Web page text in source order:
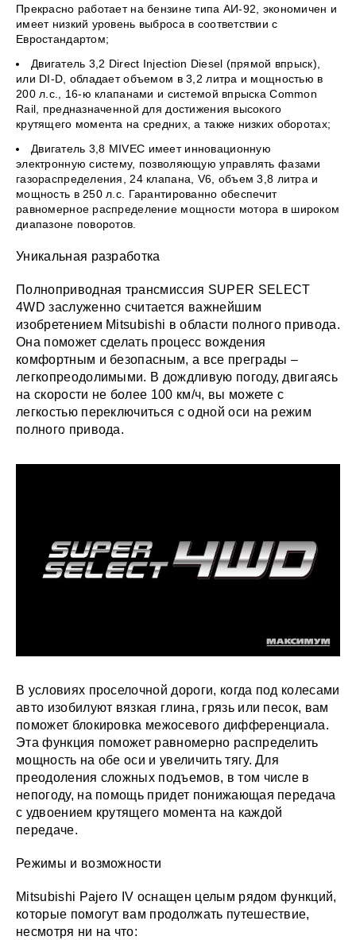
Прекрасно работает на бензине типа АИ-92, экономичен и
имеет низкий уровень выброса в соответствии с
Евростандартом;
Двигатель 3,2 Direct Injection Diesel (прямой впрыск),
или DI-D, обладает объемом в 3,2 литра и мощностью в
200 л.с., 16-ю клапанами и системой впрыска Common
Rail, предназначенной для достижения высокого
крутящего момента на средних, а также низких оборотах;
Двигатель 3,8 MIVEC имеет инновационную
электронную систему, позволяющую управлять фазами
газораспределения, 24 клапана, V6, объем 3,8 литра и
мощность в 250 л.с. Гарантированно обеспечит
равномерное распределение мощности мотора в широком
диапазоне поворотов.
Уникальная разработка
Полноприводная трансмиссия SUPER SELECT
4WD заслуженно считается важнейшим
изобретением Mitsubishi в области полного привода.
Она поможет сделать процесс вождения
комфортным и безопасным, а все преграды –
легкопреодолимыми. В дождливую погоду, двигаясь
на скорости не более 100 км/ч, вы можете с
легкостью переключиться с одной оси на режим
полного привода.
В условиях проселочной дороги, когда под колесами
авто изобилуют вязкая глина, грязь или песок, вам
поможет блокировка межосевого дифференциала.
Эта функция поможет равномерно распределить
мощность на обе оси и увеличить тягу. Для
преодоления сложных подъемов, в том числе в
непогоду, на помощь придет понижающая передача
с удвоением крутящего момента на каждой
передаче.
Режимы и возможности
Mitsubishi Pajero IV оснащен целым рядом функций,
которые помогут вам продолжать путешествие,
несмотря ни на что: